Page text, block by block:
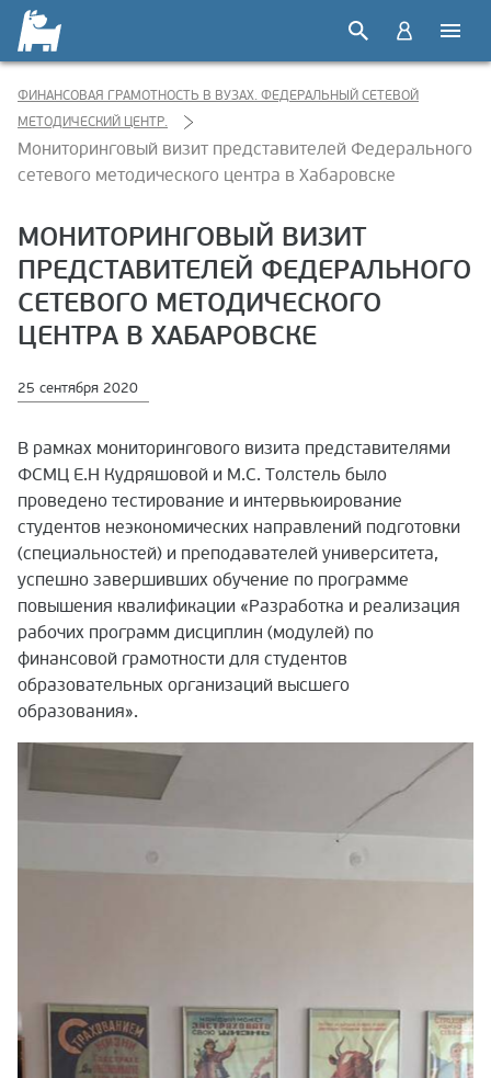
ФИНАНСОВАЯ ГРАМОТНОСТЬ В ВУЗАХ. ФЕДЕРАЛЬНЫЙ СЕТЕВОЙ
МЕТОДИЧЕСКИЙ ЦЕНТР.
Мониторинговый визит представителей Федерального
сетевого методического центра в Хабаровске
МОНИТОРИНГОВЫЙ ВИЗИТ
ПРЕДСТАВИТЕЛЕЙ ФЕДЕРАЛЬНОГО
СЕТЕВОГО МЕТОДИЧЕСКОГО
ЦЕНТРА В ХАБАРОВСКЕ
25 сентября 2020
В рамках мониторингового визита представителями
ФСМЦ Е.Н Кудряшовой и М.С. Толстель было
проведено тестирование и интервьюирование
студентов неэкономических направлений подготовки
(специальностей) и преподавателей университета,
успешно завершивших обучение по программе
повышения квалификации «Разработка и реализация
рабочих программ дисциплин (модулей) по
финансовой грамотности для студентов
образовательных организаций высшего
образования».